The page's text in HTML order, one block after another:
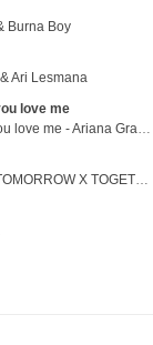
Burna Boy
Ari Lesmana
love me
hate that i made you love me - Ariana Grande
Nice to Meet Ya - TOMORROW X TOGETHER